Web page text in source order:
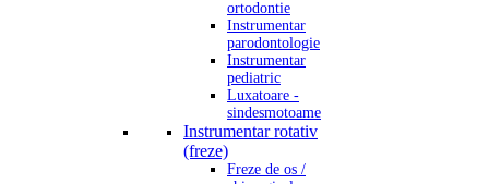
ortodontie
Instrumentar
parodontologie
Instrumentar
pediatric
Luxatoare -
sindesmotoame
Instrumentar rotativ
(freze)
Freze de os /